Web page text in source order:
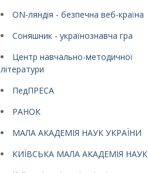
ON-ляндія - безпечна веб-країна
Соняшник - українознавча гра
Центр навчально-методичної
літератури
ПедПРЕСА
РАНОК
МАЛА АКАДЕМІЯ НАУК УКРАЇНИ
КИЇВСЬКА МАЛА АКАДЕМІЯ НАУК